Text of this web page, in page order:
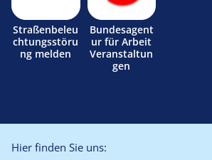
Straßenbeleu
chtungsstöru
ng melden
Bundesagent
ur für Arbeit
Veranstaltun
gen
Hier finden Sie uns: